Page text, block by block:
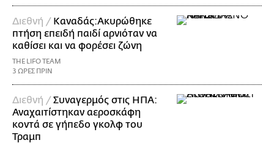
Διεθνή / Καναδάς:Ακυρώθηκε
πτήση επειδή παιδί αρνιόταν να
καθίσει και να φορέσει ζώνη
THE LIFO TEAM
3 ΩΡΕΣ ΠΡΙΝ
Διεθνή /Συναγερμός στις ΗΠΑ:
Αναχαιτίστηκαν αεροσκάφη
κοντά σε γήπεδο γκολφ του
Τραμπ